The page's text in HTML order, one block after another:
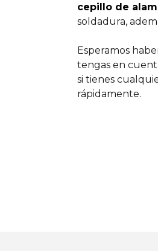
cepillo de
soldadura,
Esperamos
tengas en
si tienes
rápidamente.